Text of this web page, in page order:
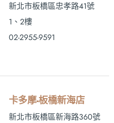
新北市板橋區忠孝路41號
1、2樓
02-2955-9591
卡多摩-板橋新海店
新北市板橋區新海路360號